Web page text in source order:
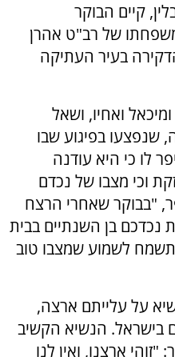
קיים הבוקר
של רב"ט אהרן
בעיר העתיקה
ואחיו, ושאל
שנפצעו בפיגוע שבו
לו כי היא עודנה
וכי מצבו של נכדם
"בבוקר שאחרי הרצח
נכדכם בן השנתיים בבית
לשמוע שמצבו טוב
על עלייתם ארצה,
בישראל. הנשיא הקשיב
ארצנו, ואין לנו